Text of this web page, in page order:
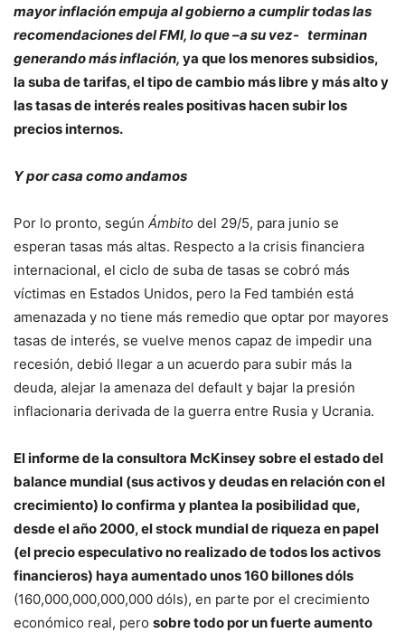
mayor inflación empuja al gobierno a cumplir todas las
recomendaciones del FMI, lo que –a su vez- terminan
generando más inflación, ya que los menores subsidios,
la suba de tarifas, el tipo de cambio más libre y más alto y
las tasas de interés reales positivas hacen subir los
precios internos.
Y por casa como andamos
Por lo pronto, según Ámbito del 29/5, para junio se
esperan tasas más altas. Respecto a la crisis financiera
internacional, el ciclo de suba de tasas se cobró más
víctimas en Estados Unidos, pero la Fed también está
amenazada y no tiene más remedio que optar por mayores
tasas de interés, se vuelve menos capaz de impedir una
recesión, debió llegar a un acuerdo para subir más la
deuda, alejar la amenaza del default y bajar la presión
inflacionaria derivada de la guerra entre Rusia y Ucrania.
El informe de la consultora McKinsey sobre el estado del
balance mundial (sus activos y deudas en relación con el
crecimiento) lo confirma y plantea la posibilidad que,
desde el año 2000, el stock mundial de riqueza en papel
(el precio especulativo no realizado de todos los activos
financieros) haya aumentado unos 160 billones dóls
(160,000,000,000,000 dóls), en parte por el crecimiento
económico real, pero sobre todo por un fuerte aumento